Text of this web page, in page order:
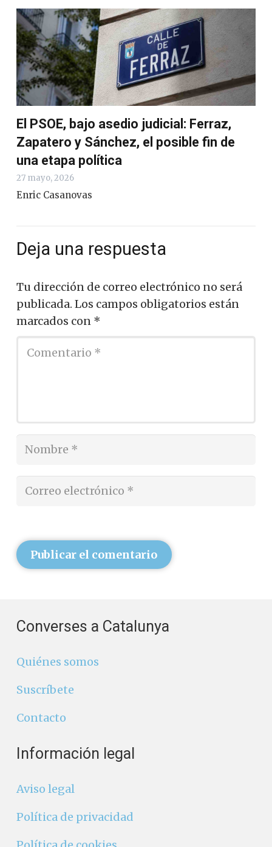
El PSOE, bajo asedio judicial: Ferraz,
Zapatero y Sánchez, el posible fin de
una etapa política
27 mayo, 2026
Enric Casanovas
Deja una respuesta
Tu dirección de correo electrónico no será
publicada. Los campos obligatorios están
marcados con *
Publicar el comentario
Converses a Catalunya
Quiénes somos
Suscríbete
Contacto
Información legal
Aviso legal
Política de privacidad